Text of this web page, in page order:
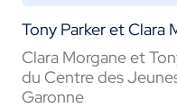
Tony Parker et Clara
Clara Morgane et
du Centre des
Garonne